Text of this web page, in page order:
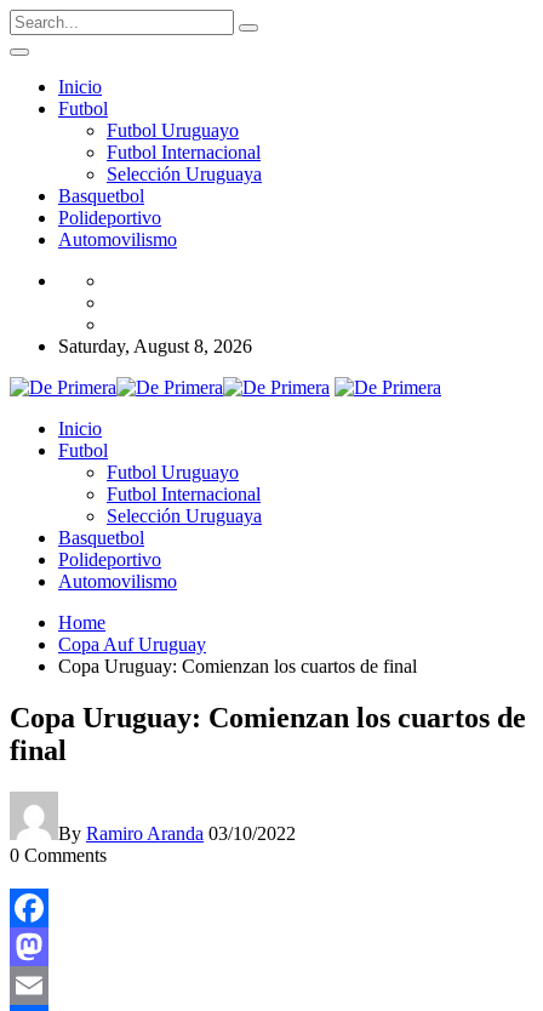
Inicio
Futbol
Futbol Uruguayo
Futbol Internacional
Selección Uruguaya
Basquetbol
Polideportivo
Automovilismo
Saturday, August 8, 2026
Inicio
Futbol
Futbol Uruguayo
Futbol Internacional
Selección Uruguaya
Basquetbol
Polideportivo
Automovilismo
Home
Copa Auf Uruguay
Copa Uruguay: Comienzan los cuartos de final
Copa Uruguay: Comienzan los cuartos de
final
By Ramiro Aranda 03/10/2022
0 Comments
Facebook
Mastodon